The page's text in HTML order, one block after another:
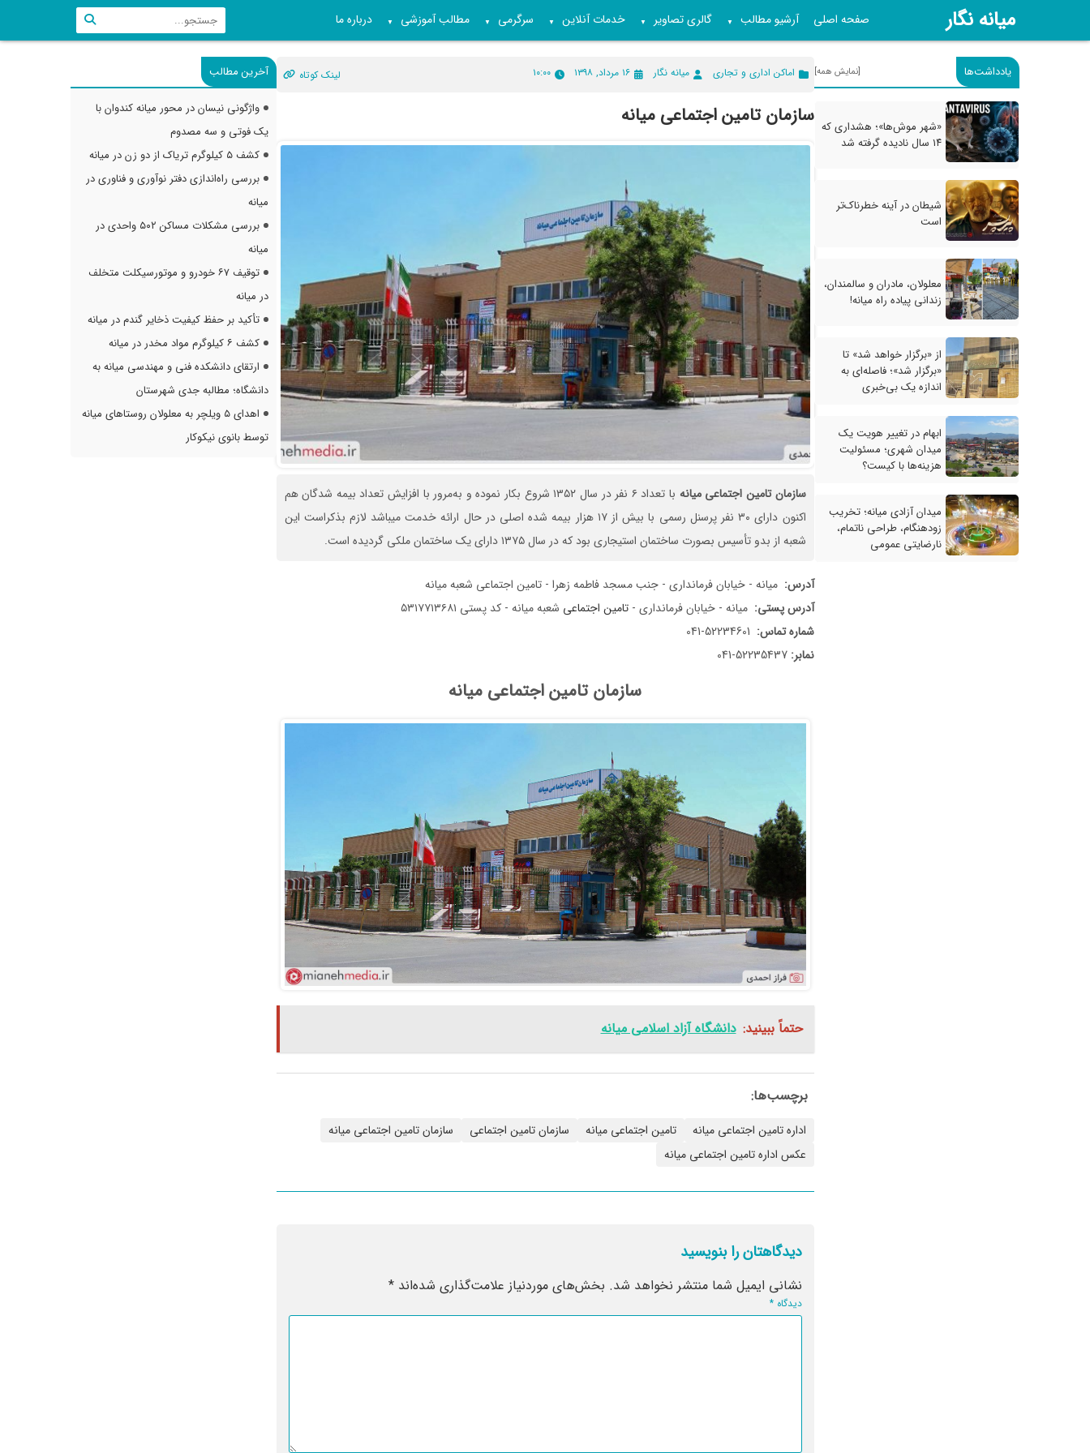
میانه نگار صفحه اصلی آرشیو مطالب ▼ گالری تصاویر ▼ خدمات آنلاین ▼ سرگرمی ▼ مطالب آموزشی ▼ درباره ما
یادداشت‌ها [نمایش همه]
«شهر موش‌ها»؛ هشداری که
۱۴ سال نادیده گرفته شد
شیطان در آینه خطرناک‌تر
است
معلولان، مادران و سالمندان،
زندانی پیاده راه میانه!
از «برگزار خواهد شد» تا
«برگزار شد»؛ فاصله‌ای به
اندازه یک بی‌خبری
ابهام در تغییر هویت یک
میدان شهری؛ مسئولیت
هزینه‌ها با کیست؟
میدان آزادی میانه؛ تخریب
زودهنگام، طراحی ناتمام،
نارضایتی عمومی
اماکن اداری و تجاری میانه نگار ۱۶ مرداد, ۱۳۹۸ ۱۰:۰۰ لینک کوتاه
سازمان تامین اجتماعی میانه
سازمان تامین اجتماعی میانه
با تعداد ۶ نفر در سال ۱۳۵۲ شروع بکار نموده و به‌مرور با افزایش تعداد بیمه شدگان هم
اکنون دارای ۳۰ نفر پرسنل رسمی با بیش از ۱۷ هزار بیمه شده اصلی در حال ارائه خدمت میباشد لازم بذکراست این
شعبه از بدو تأسیس بصورت ساختمان استیجاری بود که در سال ۱۳۷۵ دارای یک ساختمان ملکی گردیده است.
آدرس: میانه - خیابان فرمانداری - جنب مسجد فاطمه زهرا - تامین اجتماعی شعبه میانه
آدرس پستی: میانه - خیابان فرمانداری -تامین اجتماعی شعبه میانه - کد پستی ۵۳۱۷۷۱۳۶۸۱
شماره تماس:
نمابر: 52235437-041
سازمان تامین اجتماعی میانه
حتماً ببینید: دانشگاه آزاد اسلامی میانه
برچسب‌ها:
اداره تامین اجتماعی میانه تامین اجتماعی میانه سازمان تامین اجتماعی
سازمان تامین اجتماعی میانه
عکس اداره تامین اجتماعی میانه
دیدگاهتان را بنویسید
نشانی ایمیل شما منتشر نخواهد شد. بخش‌های موردنیاز علامت‌گذاری شده‌اند*
دیدگاه*
آخرین مطالب
واژگونی نیسان در محور میانه کندوان با
یک فوتی و سه مصدوم
کشف ۵ کیلوگرم تریاک از دو زن در میانه
بررسی راه‌اندازی دفتر نوآوری و فناوری در
میانه
بررسی مشکلات مساکن ۵۰۲ واحدی در
میانه
توقیف ۶۷ خودرو و موتورسیکلت متخلف
در میانه
تأکید بر حفظ کیفیت ذخایر گندم در میانه
کشف ۶ کیلوگرم مواد مخدر در میانه
ارتقای دانشکده فنی و مهندسی میانه به
دانشگاه؛ مطالبه جدی شهرستان
اهدای ۵ ویلچر به معلولان روستاهای میانه
توسط بانوی نیکوکار